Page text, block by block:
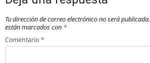
Tu dirección de correo electrónico no será publicada.
están marcados con *
Comentario *